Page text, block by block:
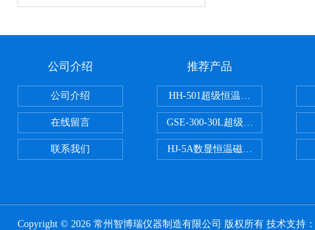
公司介绍
公司介绍
在线留言
联系我们
推荐产品
HH-501超级恒温水浴
GSE-300-30L超级循环恒温油浴锅
HJ-5A数显恒温磁力搅拌器
Copyright © 2026 常州智博瑞仪器制造有限公司 版权所有 技术支持：